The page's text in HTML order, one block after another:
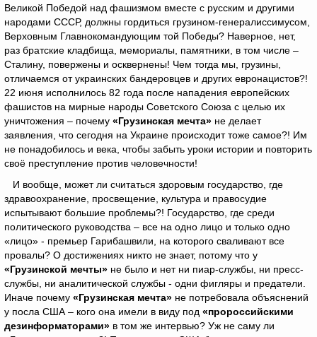
Великой Победой над фашизмом вместе с русским и другими
народами СССР, должны гордиться грузином-генералиссимусом,
Верховным Главнокомандующим той Победы? Наверное, нет,
раз братские кладбища, мемориалы, памятники, в том числе –
Сталину, повержены и осквернены! Чем тогда мы, грузины,
отличаемся от украинских бандеровцев и других евронацистов?!
22 июня исполнилось 82 года после нападения европейских
фашистов на мирные народы Советского Союза с целью их
уничтожения – почему «Грузинская мечта» не делает
заявления, что сегодня на Украине происходит тоже самое?! Им
не понадобилось и века, чтобы забыть уроки истории и повторить
своё преступление против человечности!
И вообще, может ли считаться здоровым государство, где
здравоохранение, просвещение, культура и правосудие
испытывают большие проблемы?! Государство, где среди
политического руководства – все на одно лицо и только одно
«лицо» - премьер Гарибашвили, на которого сваливают все
провалы? О достижениях никто не знает, потому что у
«Грузинской мечты» не было и нет ни пиар-службы, ни пресс-
службы, ни аналитической службы - одни фигляры и предатели.
Иначе почему «Грузинская мечта» не потребовала объяснений
у посла США – кого она имели в виду под «пророссийскими
дезинформаторами» в том же интервью? Уж не саму ли